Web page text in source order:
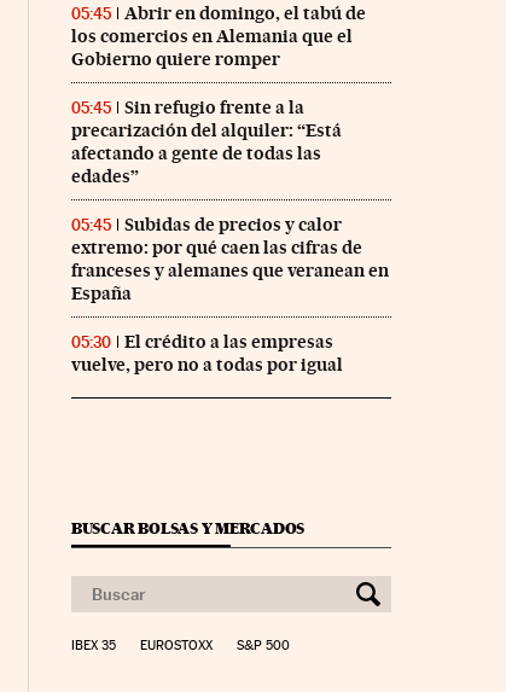
05:45
Abrir en domingo, el tabú de
los comercios en Alemania que el
Gobierno quiere romper
05:45
Sin refugio frente a la
precarización del alquiler: “Está
afectando a gente de todas las
edades”
05:45
Subidas de precios y calor
extremo: por qué caen las cifras de
franceses y alemanes que veranean en
España
05:30
El crédito a las empresas
vuelve, pero no a todas por igual
BUSCAR BOLSAS Y MERCADOS
IBEX 35 EUROSTOXX S&P 500